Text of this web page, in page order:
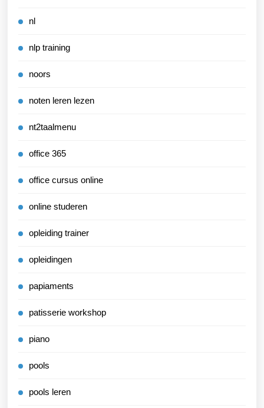
nl
nlp training
noors
noten leren lezen
nt2taalmenu
office 365
office cursus online
online studeren
opleiding trainer
opleidingen
papiaments
patisserie workshop
piano
pools
pools leren